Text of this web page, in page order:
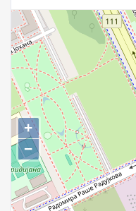
+
−